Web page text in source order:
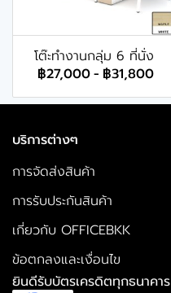
โต๊ะทำงานกลุ่ม 6 ที่นั่ง
฿27,000- ฿31,800
บริการต่างๆ
การจัดส่งสินค้า
การรับประกันสินค้า
เกี่ยวกับ OFFICEBKK
ข้อตกลงและเงื่อนไข
ยินดีรับบัตรเครดิตทุกธนาคาร